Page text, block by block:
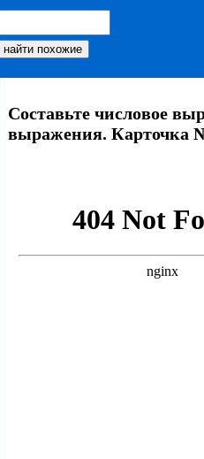
Составьте числовое
выражения. Карточка